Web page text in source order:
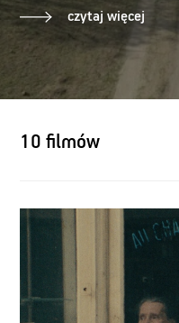
czytaj więcej
10 filmów